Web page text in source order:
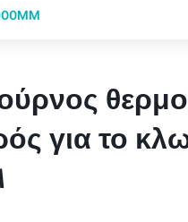
για το
για το